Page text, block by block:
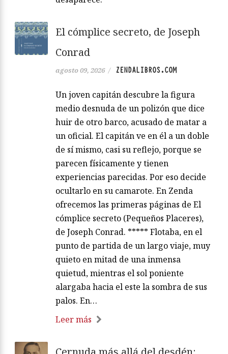
El cómplice secreto, de Joseph
Conrad
agosto 09, 2026 / ZENDALIBROS.COM
Un joven capitán descubre la figura
medio desnuda de un polizón que dice
huir de otro barco, acusado de matar a
un oficial. El capitán ve en él a un doble
de sí mismo, casi su reflejo, porque se
parecen físicamente y tienen
experiencias parecidas. Por eso decide
ocultarlo en su camarote. En Zenda
ofrecemos las primeras páginas de El
cómplice secreto (Pequeños Placeres),
de Joseph Conrad. ***** Flotaba, en el
punto de partida de un largo viaje, muy
quieto en mitad de una inmensa
quietud, mientras el sol poniente
alargaba hacia el este la sombra de sus
palos. En…
Leer más